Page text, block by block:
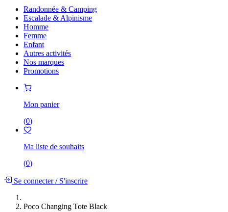
Randonnée & Camping
Escalade & Alpinisme
Homme
Femme
Enfant
Autres activités
Nos marques
Promotions
Mon panier
(0)
Ma liste de souhaits
(0)
Se connecter/S'inscrire
Poco Changing Tote Black